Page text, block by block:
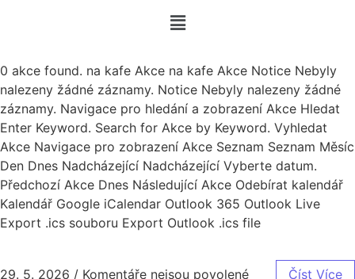
0 akce found. na kafe Akce na kafe Akce Notice Nebyly
nalezeny žádné záznamy. Notice Nebyly nalezeny žádné
záznamy. Navigace pro hledání a zobrazení Akce Hledat
Enter Keyword. Search for Akce by Keyword. Vyhledat
Akce Navigace pro zobrazení Akce Seznam Seznam Měsíc
Den Dnes Nadcházející Nadcházející Vyberte datum.
Předchozí Akce Dnes Následující Akce Odebírat kalendář
Kalendář Google iCalendar Outlook 365 Outlook Live
Export .ics souboru Export Outlook .ics file
29. 5. 2026 / Komentáře nejsou povolené Číst Více